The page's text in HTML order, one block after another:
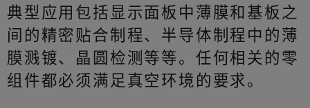
典型应用包括显示面板中薄膜和基板之
间的精密贴合制程、半导体制程中的薄
膜溅镀、晶圆检测等等。任何相关的零
组件都必须满足真空环境的要求。